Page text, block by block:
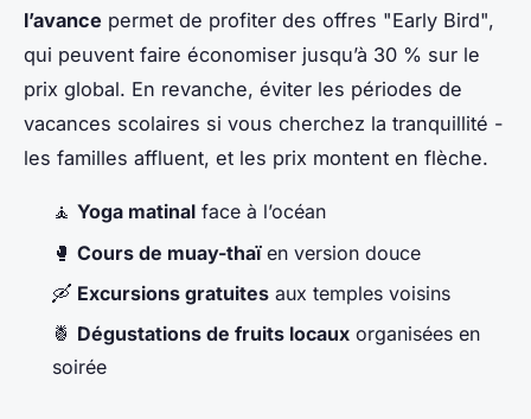
l’avance permet de profiter des offres "Early Bird",
qui peuvent faire économiser jusqu’à 30 % sur le
prix global. En revanche, éviter les périodes de
vacances scolaires si vous cherchez la tranquillité -
les familles affluent, et les prix montent en flèche.
🧘 Yoga matinal face à l’océan
🥊 Cours de muay-thaïen version douce
🛶 Excursions gratuites aux temples voisins
🍍 Dégustations de fruits locaux organisées en
soirée